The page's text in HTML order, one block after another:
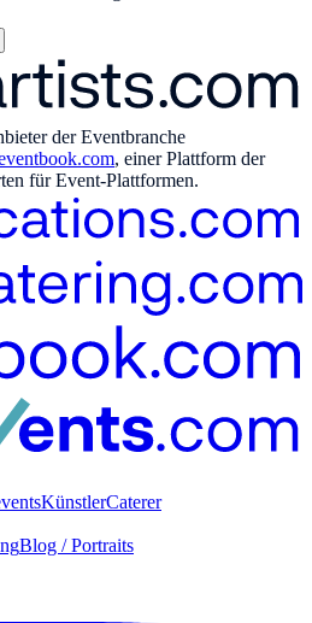
der Eventbranche
, einer Plattform der
für Event-Plattformen.
KünstlerCaterer
Blog / Portraits